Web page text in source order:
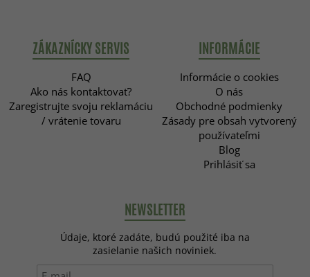
ZÁKAZNÍCKY SERVIS
FAQ
Ako nás kontaktovať?
Zaregistrujte svoju reklamáciu
/ vrátenie tovaru
INFORMÁCIE
Informácie o cookies
O nás
Obchodné podmienky
Zásady pre obsah vytvorený
používateľmi
Blog
Prihlásiť sa
NEWSLETTER
Údaje, ktoré zadáte, budú použité iba na
zasielanie našich noviniek.